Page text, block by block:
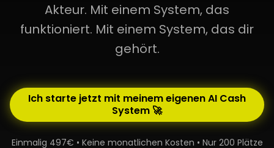
Akteur. Mit einem System, das
funktioniert. Mit einem System, das dir
gehört.
Ich starte jetzt mit meinem eigenen AI Cash
System 🚀
Einmalig 497€ • Keine monatlichen Kosten • Nur 200 Plätze